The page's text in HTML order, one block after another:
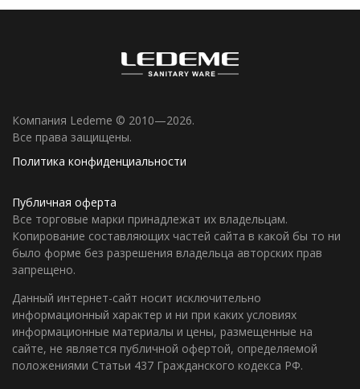
Компания Ledeme © 2010—2026.
Все права защищены.
Политика конфиденциальности
Публичная оферта
Все торговые марки принадлежат их владельцам.
Копирование составляющих частей сайта в какой бы то ни
было форме без разрешения владельца авторских прав
запрещено.
Данный интернет-сайт носит исключительно
информационный характер и ни при каких условиях
информационные материалы и цены, размещенные на
сайте, не является публичной офертой, определяемой
положениями Статьи 437 Гражданского кодекса РФ.